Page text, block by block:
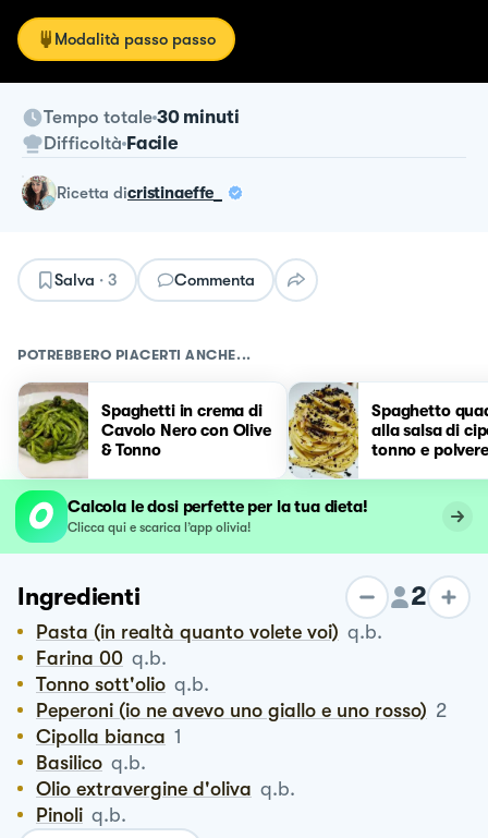
Modalità passo passo
Tempo totale 30 minuti
Difficoltà Facile
ricetta dicristinaeffe_
Salva · 3 Commenta
POTREBBERO PIACERTI ANCHE...
Spaghetti in crema di
Cavolo Nero con Olive
& Tonno
Spaghetto
alla salsa di
tonno e
Calcola le dosi perfette per la tua dieta!
Clicca qui e scarica l’app olivia!
Ingredienti 2
Pasta (in realtà quanto volete voi) q.b.
Farina 00 q.b.
Tonno sott'olio q.b.
Peperoni (io ne avevo uno giallo e uno rosso) 2
Cipolla bianca 1
Basilico q.b.
Olio extravergine d'oliva q.b.
Pinoli q.b.